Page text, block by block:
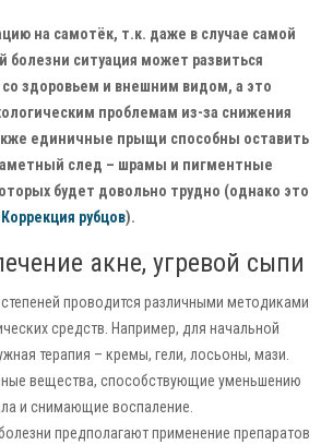
на самотёк, т.к. даже в случае самой
болезни ситуация может развиться
здоровьем и внешним видом, а это
проблемам из-за снижения
единичные прыщи способны оставить
след – шрамы и пигментные
будет довольно трудно (однако это
Коррекция рубцов).
акне, угревой сыпи
проводится различными методиками
средств. Например, для начальной
терапия – кремы, гели, лосьоны, мази.
вещества, способствующие уменьшению
и снимающие воспаление.
предполагают применение препаратов